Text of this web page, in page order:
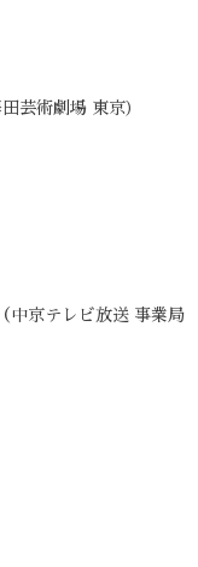
芸術劇場 東京)
中京テレビ放送 事業局